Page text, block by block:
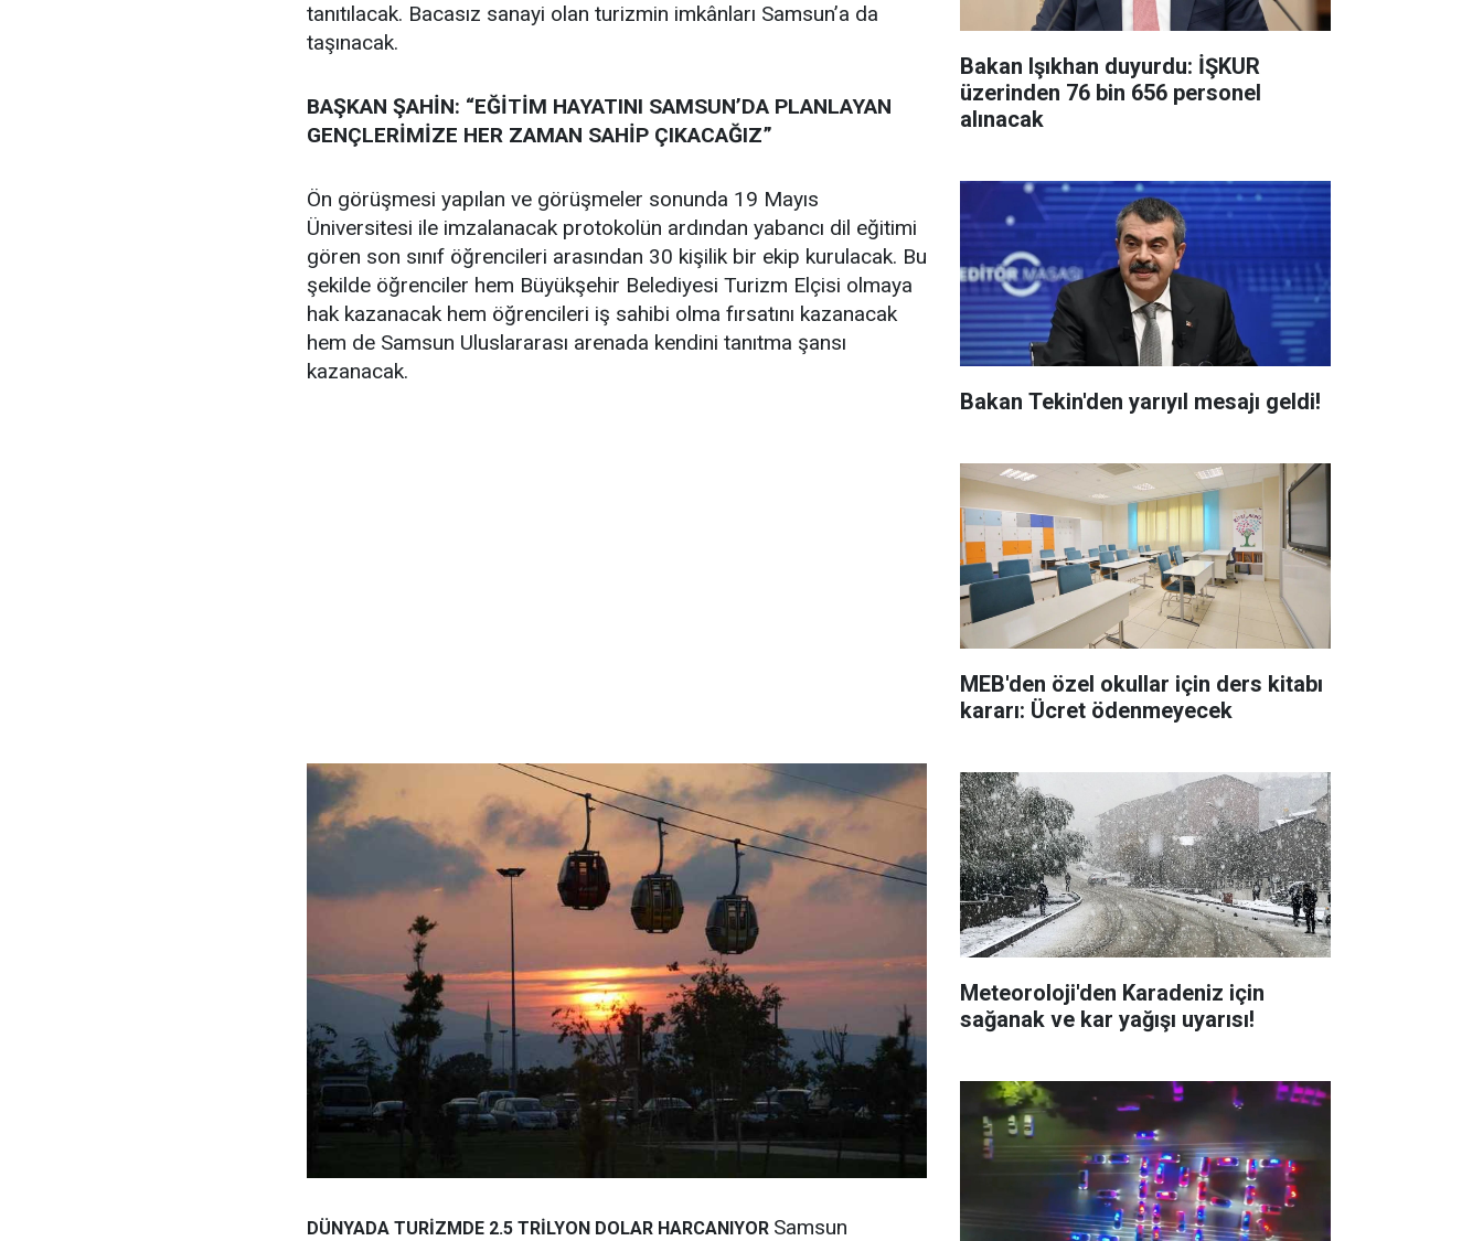
tanıtılacak. Bacasız sanayi olan turizmin imkânları Samsun’a da
taşınacak.
BAŞKAN ŞAHİN: “EĞİTİM HAYATINI SAMSUN’DA PLANLAYAN
GENÇLERİMİZE HER ZAMAN SAHİP ÇIKACAĞIZ”
Ön görüşmesi yapılan ve görüşmeler sonunda 19 Mayıs
Üniversitesi ile imzalanacak protokolün ardından yabancı dil eğitimi
gören son sınıf öğrencileri arasından 30 kişilik bir ekip kurulacak. Bu
şekilde öğrenciler hem Büyükşehir Belediyesi Turizm Elçisi olmaya
hak kazanacak hem öğrencileri iş sahibi olma fırsatını kazanacak
hem de Samsun Uluslararası arenada kendini tanıtma şansı
kazanacak.
DÜNYADA TURİZMDE 2.5 TRİLYON DOLAR HARCANIYOR Samsun
Bakan Işıkhan duyurdu: İŞKUR
üzerinden 76 bin 656 personel
alınacak
Bakan Tekin'den yarıyıl mesajı geldi!
MEB'den özel okullar için ders kitabı
kararı: Ücret ödenmeyecek
Meteoroloji'den Karadeniz için
sağanak ve kar yağışı uyarısı!